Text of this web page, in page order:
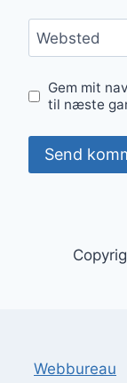
Websted
Gem mit
til næste
Webbureau